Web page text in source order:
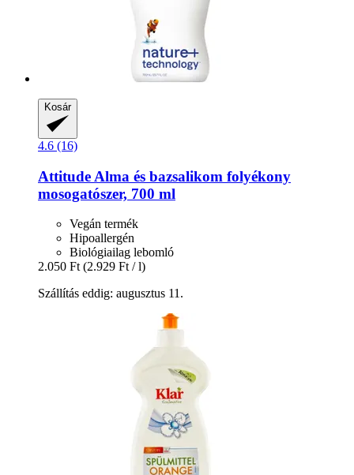
Kosár
4.6 (16)
Attitude Alma és bazsalikom folyékony
mosogatószer, 700 ml
Vegán termék
Hipoallergén
Biológiailag lebomló
2.050 Ft (2.929 Ft / l)
Szállítás eddig: augusztus 11.